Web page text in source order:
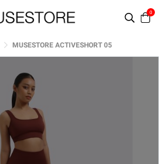
0
MUSESTORE ACTIVESHORT 05